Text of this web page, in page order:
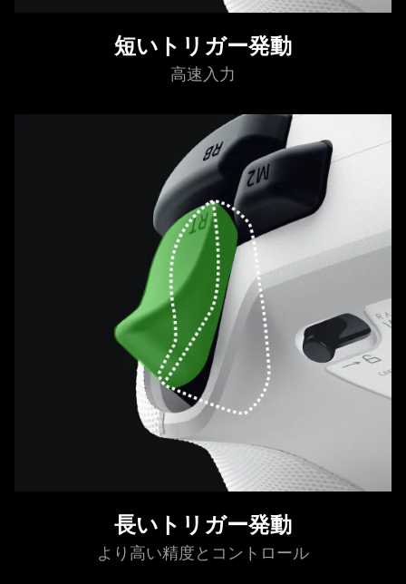
短いトリガー発動
高速入力
長いトリガー発動
より高い精度とコントロール